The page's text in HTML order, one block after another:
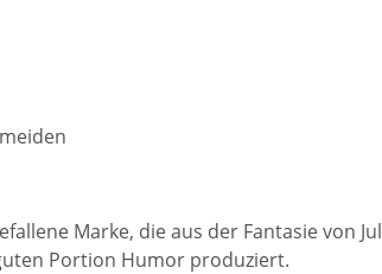
Marke, die aus der Fantasie
Portion Humor produziert.